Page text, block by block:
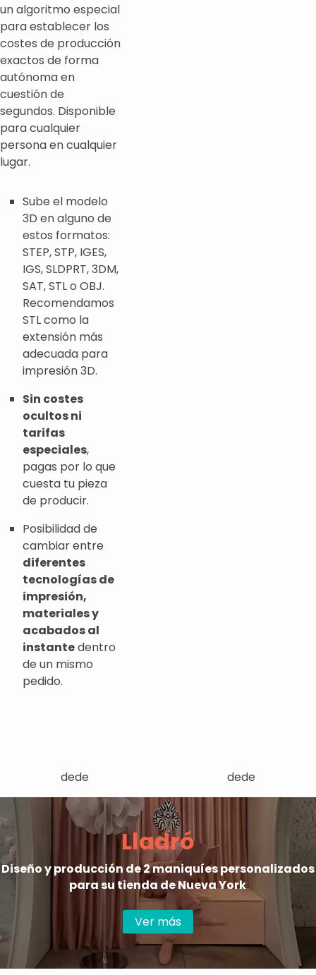
un algoritmo especial
para establecer los
costes de producción
exactos de forma
autónoma en
cuestión de
segundos. Disponible
para cualquier
persona en cualquier
lugar.
Sube el modelo
3D en alguno de
estos formatos:
STEP, STP, IGES,
IGS, SLDPRT, 3DM,
SAT, STL o OBJ.
Recomendamos
STL como la
extensión más
adecuada para
impresión 3D.
Sin costes
ocultos ni
tarifas
especiales,
pagas por lo que
cuesta tu pieza
de producir.
Posibilidad de
cambiar entre
diferentes
tecnologías de
impresión,
materiales y
acabados al
instantedentro
de un mismo
pedido.
dede dede
Lladró
Diseño y producción de 2 maniquíes personalizados
para su tienda de Nueva York
Ver más